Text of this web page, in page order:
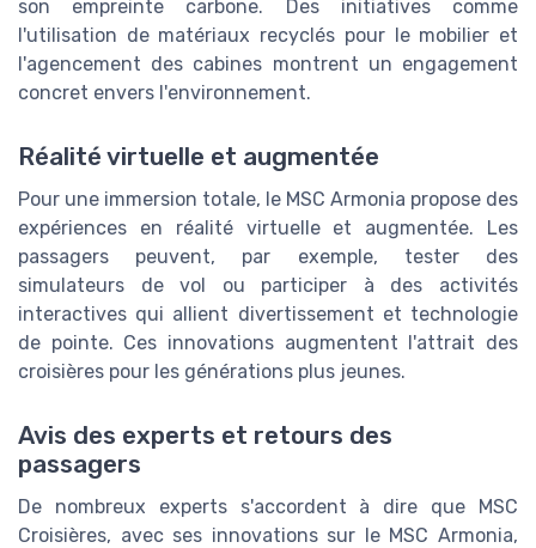
son empreinte carbone. Des initiatives comme
l'utilisation de matériaux recyclés pour le mobilier et
l'agencement des cabines montrent un engagement
concret envers l'environnement.
Réalité virtuelle et augmentée
Pour une immersion totale, le MSC Armonia propose des
expériences en réalité virtuelle et augmentée. Les
passagers peuvent, par exemple, tester des
simulateurs de vol ou participer à des activités
interactives qui allient divertissement et technologie
de pointe. Ces innovations augmentent l'attrait des
croisières pour les générations plus jeunes.
Avis des experts et retours des
passagers
De nombreux experts s'accordent à dire que MSC
Croisières, avec ses innovations sur le MSC Armonia,